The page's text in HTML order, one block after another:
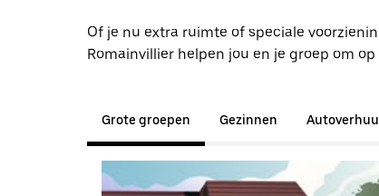
Of je nu extra ruimte of speciale
Romainvillier helpen jou en je groep om
Grote groepen Gezinnen